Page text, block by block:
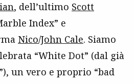
, dell’ultimo Scott
Index” e
Nico/John Cale. Siamo
“White Dot” (dal già
un vero e proprio “bad